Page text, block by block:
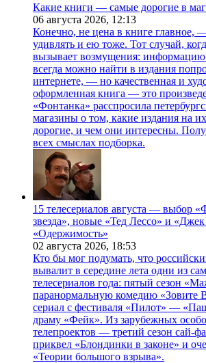
Какие книги — самые дорогие в
06 августа 2026, 12:13
Конечно, не цена в книге главное,
удивлять и ею тоже. Тот случай,
вызывает возмущения: информацию
всегда можно найти в издания
интернете, — но качественная и
оформленная книга — это
«Фонтанка» расспросила
магазины о том, какие издания на
дорогие, и чем они интересны.
всех смыслах подборка.
15 телесериалов августа — выбор
звезда», новые «Тед Лессо» и
«Одержимость»
02 августа 2026, 18:53
Кто бы мог подумать, что
вывалит в середине лета одни из
телесериалов года: пятый сезон
паранормальную комедию «Зовите
сериал с фестиваля «Пилот» —
драму «Фейк». Из зарубежных
телепроектов — третий сезон сай-
приквел «Блондинки в законе» и
«Теории большого взрыва».